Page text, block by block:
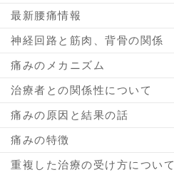
最新腰痛情報
神経回路と筋肉、背骨の関係
痛みのメカニズム
治療者との関係性について
痛みの原因と結果の話
痛みの特徴
重複した治療の受け方について